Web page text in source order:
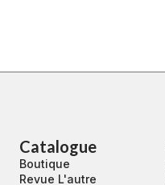
Catalogue
Boutique
Revue L'autre